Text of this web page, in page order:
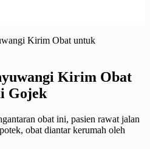
Kirim Obat
Gojek
obat ini, pasien rawat jalan
obat diantar kerumah oleh